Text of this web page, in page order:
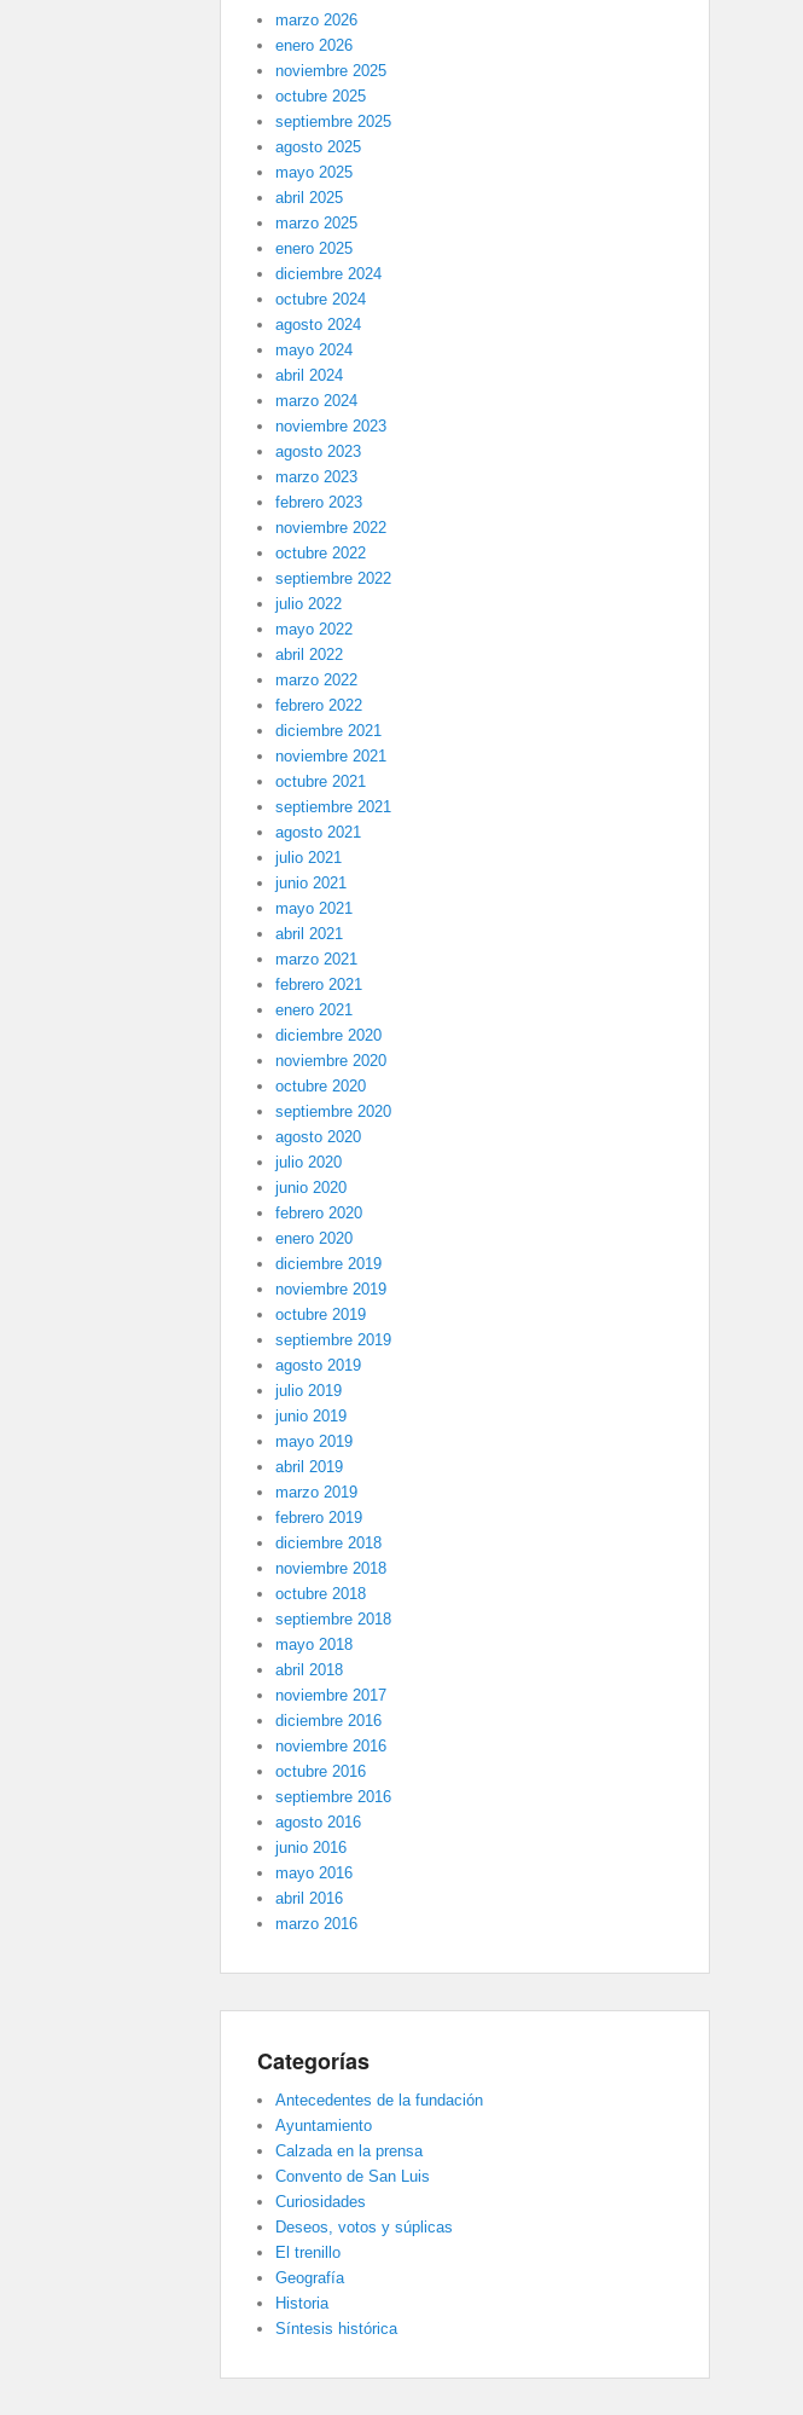
marzo 2026
enero 2026
noviembre 2025
octubre 2025
septiembre 2025
agosto 2025
mayo 2025
abril 2025
marzo 2025
enero 2025
diciembre 2024
octubre 2024
agosto 2024
mayo 2024
abril 2024
marzo 2024
noviembre 2023
agosto 2023
marzo 2023
febrero 2023
noviembre 2022
octubre 2022
septiembre 2022
julio 2022
mayo 2022
abril 2022
marzo 2022
febrero 2022
diciembre 2021
noviembre 2021
octubre 2021
septiembre 2021
agosto 2021
julio 2021
junio 2021
mayo 2021
abril 2021
marzo 2021
febrero 2021
enero 2021
diciembre 2020
noviembre 2020
octubre 2020
septiembre 2020
agosto 2020
julio 2020
junio 2020
febrero 2020
enero 2020
diciembre 2019
noviembre 2019
octubre 2019
septiembre 2019
agosto 2019
julio 2019
junio 2019
mayo 2019
abril 2019
marzo 2019
febrero 2019
diciembre 2018
noviembre 2018
octubre 2018
septiembre 2018
mayo 2018
abril 2018
noviembre 2017
diciembre 2016
noviembre 2016
octubre 2016
septiembre 2016
agosto 2016
junio 2016
mayo 2016
abril 2016
marzo 2016
Categorías
Antecedentes de la fundación
Ayuntamiento
Calzada en la prensa
Convento de San Luis
Curiosidades
Deseos, votos y súplicas
El trenillo
Geografía
Historia
Síntesis histórica